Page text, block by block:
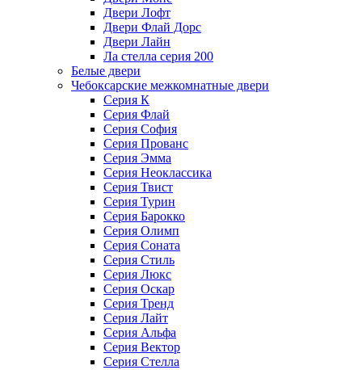
Двери Лофт
Двери Флай Дорс
Двери Лайн
Ла стелла серия 200
Белые двери
Чебоксарские межкомнатные двери
Серия К
Серия Флай
Серия София
Серия Прованс
Серия Эмма
Серия Неоклассика
Серия Твист
Серия Турин
Серия Барокко
Серия Олимп
Серия Соната
Серия Стиль
Серия Люкс
Серия Оскар
Серия Тренд
Серия Лайт
Серия Альфа
Серия Вектор
Серия Стелла